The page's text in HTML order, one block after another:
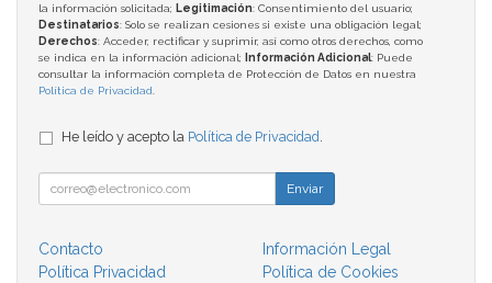
la información solicitada; Legitimación: Consentimiento del usuario;
Destinatarios: Solo se realizan cesiones si existe una obligación legal;
Derechos: Acceder, rectificar y suprimir, así como otros derechos, como
se indica en la información adicional;
Información Adicional: Puede
consultar la información completa de Protección de Datos en nuestra
Política de Privacidad.
He leído y acepto la Política de Privacidad.
Enviar
Contacto
Información Legal
Política Privacidad
Política de Cookies